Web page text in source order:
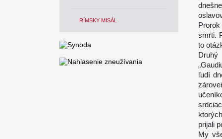
RÍMSKY MISÁL
smrti.
to
ľudí
prijali
My